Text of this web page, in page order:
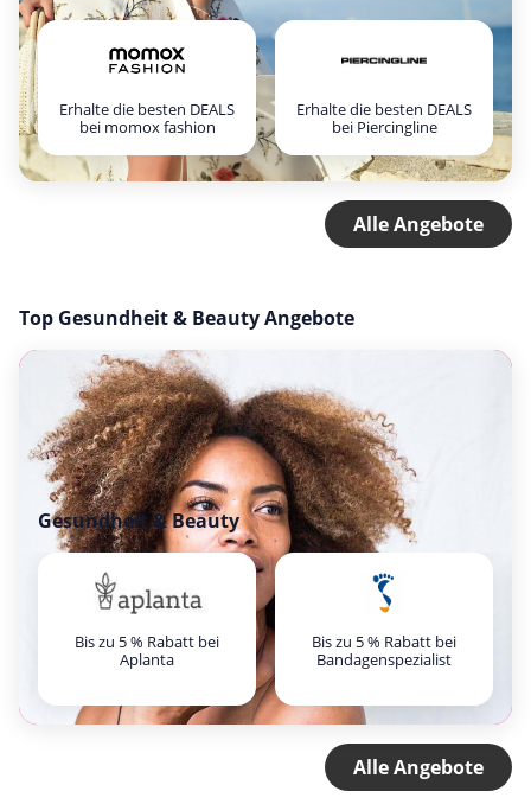
Erhalte die besten DEALS
bei momox fashion
Erhalte die besten DEALS
bei Piercingline
Alle Angebote
Top Gesundheit & Beauty Angebote
Gesundheit & Beauty
Bis zu 5 % Rabatt bei
Aplanta
Bis zu 5 % Rabatt bei
Bandagenspezialist
Alle Angebote